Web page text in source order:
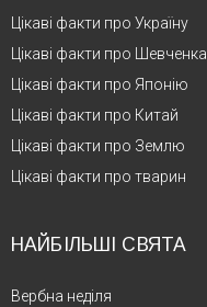
Цікаві факти про Україну
Цікаві факти про Шевченка
Цікаві факти про Японію
Цікаві факти про Китай
Цікаві факти про Землю
Цікаві факти про тварин
НАЙБІЛЬШІ СВЯТА
Вербна неділя